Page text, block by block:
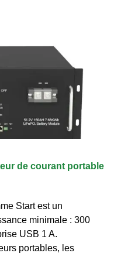
de courant portable
Start est un
minimale : 300
USB 1 A.
portables, les